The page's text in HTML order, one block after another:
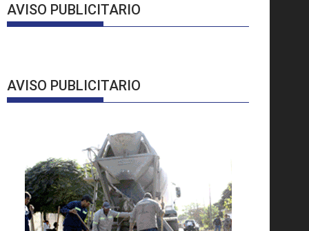
AVISO PUBLICITARIO
AVISO PUBLICITARIO